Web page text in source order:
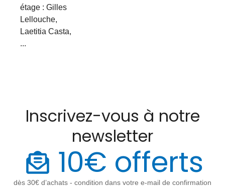
étage : Gilles
Lellouche,
Laetitia Casta,
...
Inscrivez-vous à notre
newsletter
10€ offerts
dès 30€ d’achats - condition dans votre e-mail de confirmation